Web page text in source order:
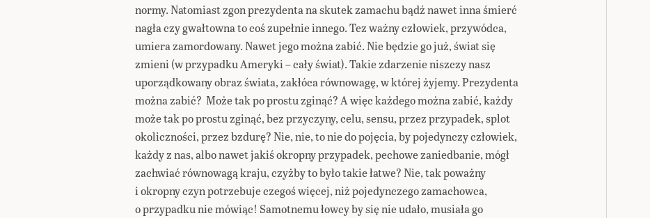
normy. Natomiast zgon prezydenta na skutek zamachu bądź nawet inna śmierć
nagła czy gwałtowna to coś zupełnie innego. Tez ważny człowiek, przywódca,
umiera zamordowany. Nawet jego można zabić. Nie będzie go już, świat się
zmieni (w przypadku Ameryki – cały świat). Takie zdarzenie niszczy nasz
uporządkowany obraz świata, zakłóca równowagę, w której żyjemy. Prezydenta
można zabić? Może tak po prostu zginąć? A więc każdego można zabić, każdy
może tak po prostu zginąć, bez przyczyny, celu, sensu, przez przypadek, splot
okoliczności, przez bzdurę? Nie, nie, to nie do pojęcia, by pojedynczy człowiek,
każdy z nas, albo nawet jakiś okropny przypadek, pechowe zaniedbanie, mógł
zachwiać równowagą kraju, czyżby to było takie łatwe? Nie, tak poważny
i okropny czyn potrzebuje czegoś więcej, niż pojedynczego zamachowca,
o przypadku nie mówiąc! Samotnemu łowcy by się nie udało, musiała go